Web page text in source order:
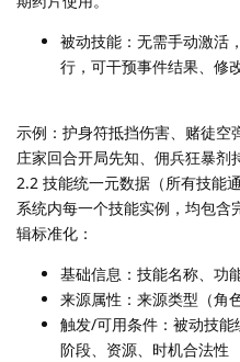
被动技能：无需手动激活
行，可干预事件结果、修
示例：护身符抵挡伤害、赌徒空
庄家回合开局先知、佣兵狂暴剂
2.2 技能统一元数据（所有技能通
系统内每一个技能实例，均包含
辑标准化：
基础信息：技能名称、功
来源属性：来源类型（角
触发/可用条件：被动技
阶段、资源、时机合法性